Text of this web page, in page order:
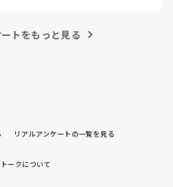
トをもっと見る
リアルアンケートの一覧を見る
ークについて